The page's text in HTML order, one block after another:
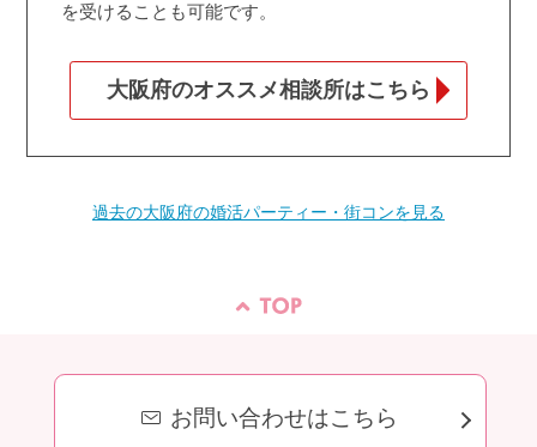
を受けることも可能です。
大阪府のオススメ相談所はこちら
過去の大阪府の婚活パーティー・街コンを見る
お問い合わせはこちら